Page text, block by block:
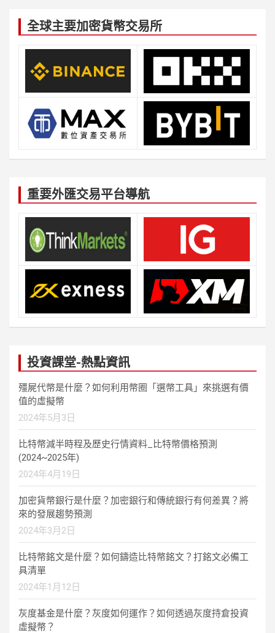
全球主要加密貨幣交易所
重要外匯交易平台導航
投資課堂-熱點資訊
殭屍代幣是什麼？如何利用幣圈「選幣工具」來挑選有價
值的虛擬幣
2024年5月3日
比特幣減半時程及歷史行情資料_比特幣價格預測
(2024~2025年)
2024年4月19日
加密貨幣銀行是什麼？加密銀行和傳統銀行有何差異？將
來的發展趨勢預測
2024年3月2日
比特幣銘文是什麼？如何鑄造比特幣銘文？打銘文必備工
具清單
2024年1月12日
灰度基金是什麼？灰度如何運作？如何透過灰度持倉投資
虛擬幣？